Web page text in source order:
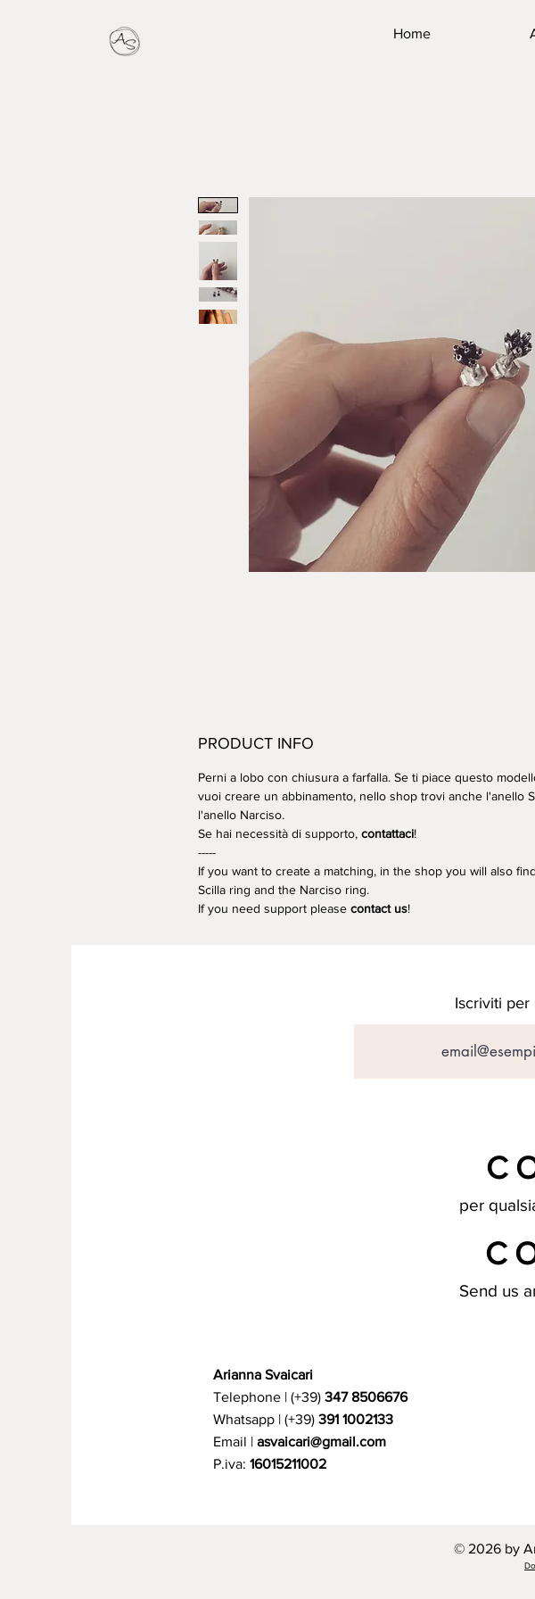
Home
PRODUCT INFO
Perni a lobo con chiusura a farfalla. Se ti piace questo
vuoi creare un abbinamento, nello shop trovi anche l'anello
l'anello Narciso.
Se hai necessità di supporto, contattaci!
-----
If you want to create a matching, in the shop you will also
Scilla ring and the Narciso ring.
If you need support please contact us!
per
Send us
Arianna Svaicari
Telephone | (+39) 347 8506676
Whatsapp | (+39) 391 1002133
Email | asvaicari@gmail.com
P.iva: 16015211002
Iscriviti
© 2026 by